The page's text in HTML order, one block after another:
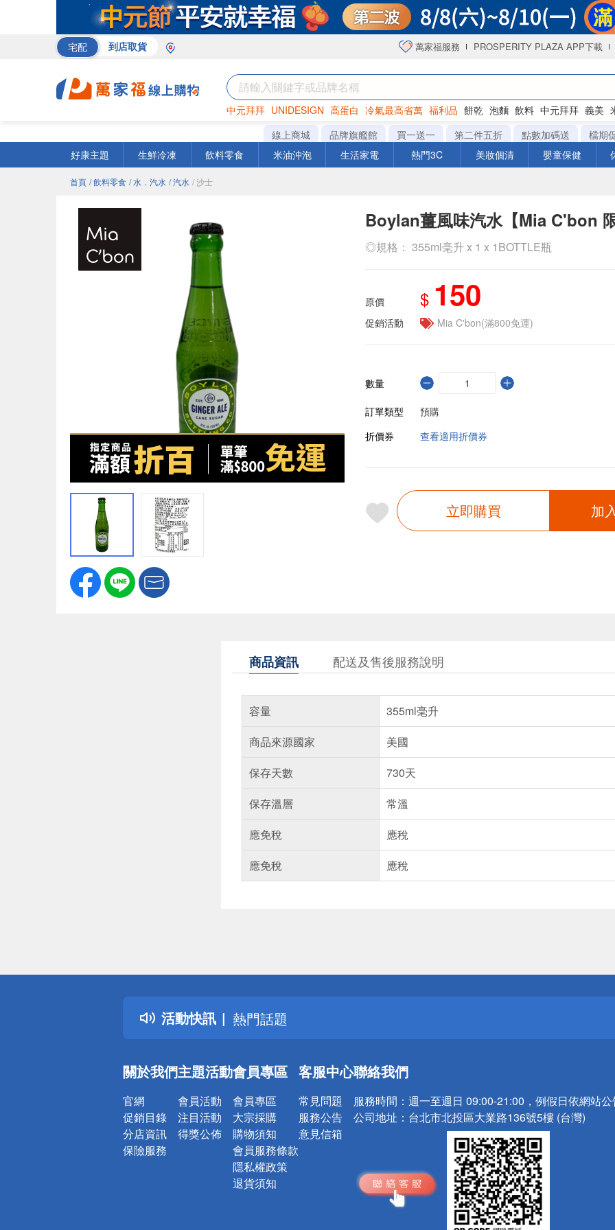
宅配 到店取貨 萬家福服務 PROSPERITY PLAZA APP下載
中元拜拜 UNIDESIGN 高蛋白 冷氣最高省萬 福利品 餅乾 泡麵 飲料 中元拜拜 義美
罐頭 咖啡 海苔
線上商城 品牌旗艦館 買一送一 第二件五折 點數加碼送
檔期
好康主題
生鮮冷凍 飲料零食 米油沖泡 生活家電 熱門3C 美妝個清 嬰童保健
首頁 / 飲料零食 / 水．汽水 / 汽水 / 沙士
Boylan薑風味汽水【Mia C'bon
◎規格： 355ml毫升 x 1 x 1BOTTLE瓶
原價 $ 150
促銷活動 Mia C'bon(滿800免運)
數量
訂單類型
預購
折價券
查看適用折價券
立即購買 加
商品資訊 配送及售後服務說明
容量
355ml毫升
商品來源國家
美國
保存天數
730天
保存溫層
常溫
應免稅
應稅
應免稅
應稅
活動快訊
詐騙網頁！請小心！
得獎公告
熱門話題
銀行優惠
詐騙網頁！請小心！
關於我們
官網
促銷目錄
分店資訊
保險服務
主題活動
會員活動
注目活動
得獎公佈
會員專區
會員專區
大宗採購
購物須知
會員服務條款
隱私權政策
退貨須知
客服中心
常見問題
服務公告
意見信箱
聯絡我們
服務時間： 週一至週日 09:00-21:00，例假日依網站
公司地址： 台北市北投區大業路136號5樓 (台灣)